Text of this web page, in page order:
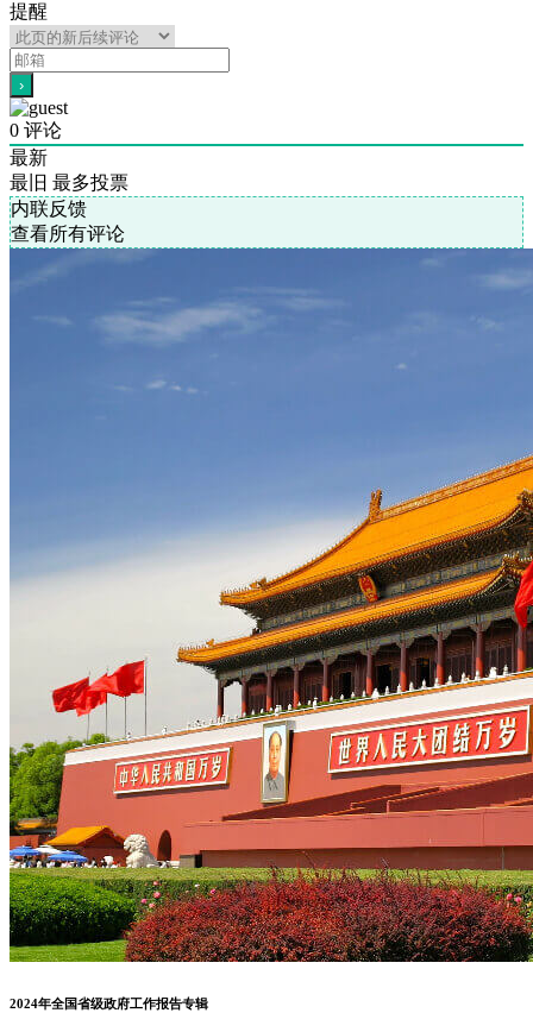
提醒
0 评论
最新
最旧 最多投票
内联反馈
查看所有评论
2024年全国省级政府工作报告专辑